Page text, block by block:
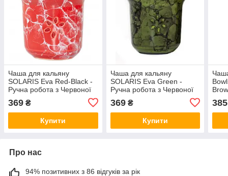
Чаша для кальяну
SOLARIS Eva Red-Black -
Ручна робота з Червоної
369 ₴
Купити
Чаша для кальяну
SOLARIS Eva Green -
Ручна робота з Червоної
369₴
Купити
385
Про нас
94% позитивних з 86 відгуків за рік